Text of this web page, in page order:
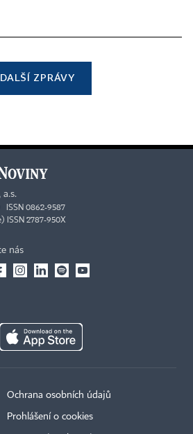
DALŠÍ ZPRÁVY
a.s.
ISSN 0862-9587
ISSN 2787-950X
nás
Ochrana osobních údajů
Prohlášení o cookies